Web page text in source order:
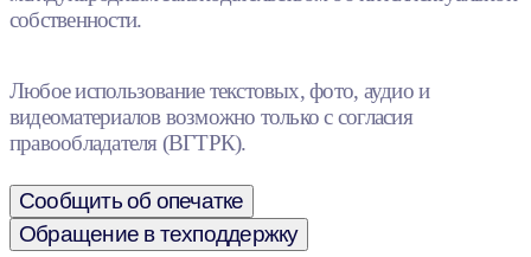
собственности.
Любое использование текстовых, фото, аудио и
видеоматериалов возможно только с согласия
правообладателя (ВГТРК).
Сообщить об опечатке
Обращение в техподдержку